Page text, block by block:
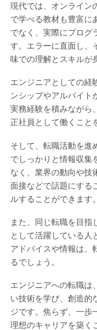
現代では、オンライン
で学べる教材も豊富に
でなく、実際にプログ
す。エラーに直面し、
味での理解とスキルが
エンジニアとしての経
ンシップやアルバイト
実務経験を積みながら
正社員として働くこと
そして、転職活動を進
でしっかりと情報収集
なく、業界の動向や技
面接などで話題にする
ルすることができます。
また、同じ転職を目指
として活躍している人
アドバイスや情報は、
るでしょう。
エンジニアへの転職は
い技術を学び、創造的
ジです。焦らず、一歩
理想のキャリアを築く